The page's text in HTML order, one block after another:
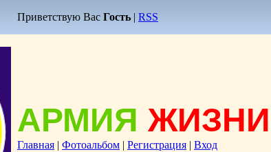
Приветствую Вас Гость | RSS
АРМИЯ ЖИЗНИ
Главная | Фотоальбом | Регистрация | Вход